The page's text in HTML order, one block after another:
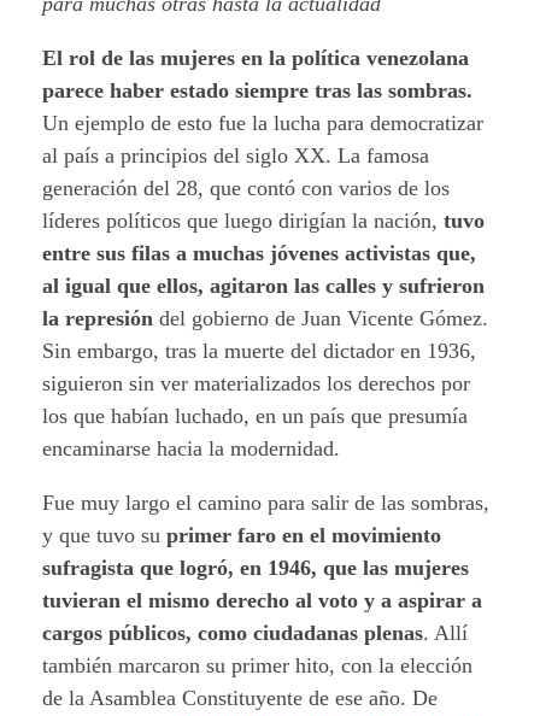
El rol de las mujeres en la política venezolana
parece haber estado siempre tras las sombras.
Un ejemplo de esto fue la lucha para democratizar
al país a principios del siglo XX. La famosa
generación del 28, que contó con varios de los
líderes políticos que luego dirigían la nación, tuvo
entre sus filas a muchas jóvenes activistas que,
al igual que ellos, agitaron las calles y sufrieron
la represión del gobierno de Juan Vicente Gómez.
Sin embargo, tras la muerte del dictador en 1936,
siguieron sin ver materializados los derechos por
los que habían luchado, en un país que presumía
encaminarse hacia la modernidad.
Fue muy largo el camino para salir de las sombras,
y que tuvo su primer faro en el movimiento
sufragista que logró, en 1946, que las mujeres
tuvieran el mismo derecho al voto y a aspirar a
cargos públicos, como ciudadanas plenas. Allí
también marcaron su primer hito, con la elección
de la Asamblea Constituyente de ese año. De